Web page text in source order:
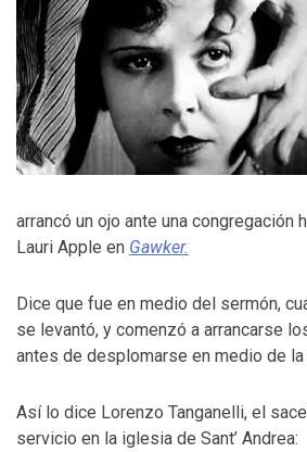
arrancó un ojo ante una congregación
Lauri Apple en Gawker.
Dice que fue en medio del sermón,
se levantó, y comenzó a arrancarse
antes de desplomarse en medio de la
Así lo dice Lorenzo Tanganelli, el
servicio en la iglesia de Sant’ Andrea: